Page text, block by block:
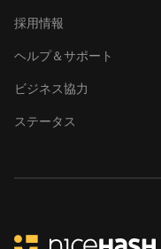
採用情報
ヘルプ＆サポート
ビジネス協力
ステータス